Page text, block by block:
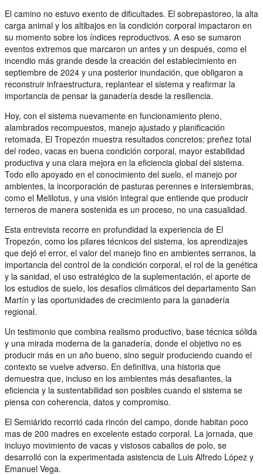
El camino no estuvo exento de dificultades. El sobrepastoreo, la alta
carga animal y los altibajos en la condición corporal impactaron en
su momento sobre los índices reproductivos. A eso se sumaron
eventos extremos que marcaron un antes y un después, como el
incendio más grande desde la creación del establecimiento en
septiembre de 2024 y una posterior inundación, que obligaron a
reconstruir infraestructura, replantear el sistema y reafirmar la
importancia de pensar la ganadería desde la resiliencia.
Hoy, con el sistema nuevamente en funcionamiento pleno,
alambrados recompuestos, manejo ajustado y planificación
retomada, El Tropezón muestra resultados concretos: preñez total
del rodeo, vacas en buena condición corporal, mayor estabilidad
productiva y una clara mejora en la eficiencia global del sistema.
Todo ello apoyado en el conocimiento del suelo, el manejo por
ambientes, la incorporación de pasturas perennes e intersiembras,
como el Melilotus, y una visión integral que entiende que producir
terneros de manera sostenida es un proceso, no una casualidad.
Esta entrevista recorre en profundidad la experiencia de El
Tropezón, como los pilares técnicos del sistema, los aprendizajes
que dejó el error, el valor del manejo fino en ambientes serranos, la
importancia del control de la condición corporal, el rol de la genética
y la sanidad, el uso estratégico de la suplementación, el aporte de
los estudios de suelo, los desafíos climáticos del departamento San
Martín y las oportunidades de crecimiento para la ganadería
regional.
Un testimonio que combina realismo productivo, base técnica sólida
y una mirada moderna de la ganadería, donde el objetivo no es
producir más en un año bueno, sino seguir produciendo cuando el
contexto se vuelve adverso. En definitiva, una historia que
demuestra que, incluso en los ambientes más desafiantes, la
eficiencia y la sustentabilidad son posibles cuando el sistema se
piensa con coherencia, datos y compromiso.
El Semiárido recorrió cada rincón del campo, donde habitan poco
mas de 200 madres en excelente estado corporal. La jornada, que
incluyo movimiento de vacas y vistosos caballos de polo, se
desarrolló con la experimentada asistencia de Luis Alfredo López y
Emanuel Vega.